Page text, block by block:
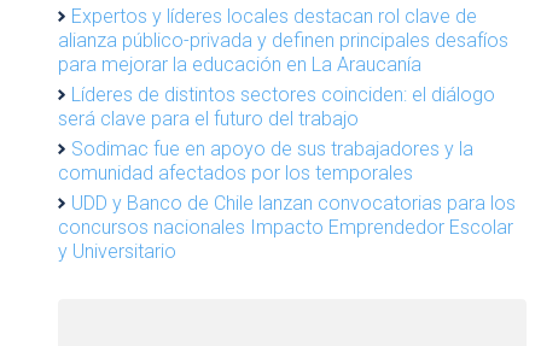
Expertos y líderes locales destacan rol clave de
alianza público-privada y definen principales desafíos
para mejorar la educación en La Araucanía
Líderes de distintos sectores coinciden: el diálogo
será clave para el futuro del trabajo
Sodimac fue en apoyo de sus trabajadores y la
comunidad afectados por los temporales
UDD y Banco de Chile lanzan convocatorias para los
concursos nacionales Impacto Emprendedor Escolar
y Universitario